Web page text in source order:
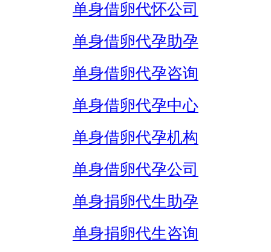
单身借卵代怀公司
单身借卵代孕助孕
单身借卵代孕咨询
单身借卵代孕中心
单身借卵代孕机构
单身借卵代孕公司
单身捐卵代生助孕
单身捐卵代生咨询